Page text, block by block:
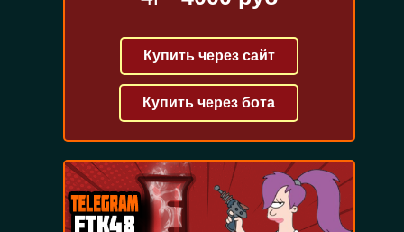
Купить через сайт
Купить через бота